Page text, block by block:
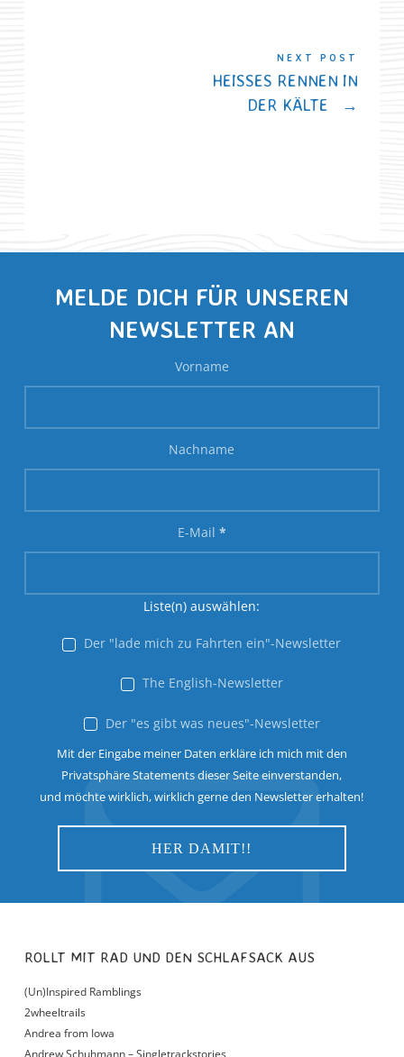
NEXT POST
HEISSES RENNEN IN D
ER KÄLTE
→
MELDE DICH FÜR UNSEREN
NEWSLETTER AN
Vorname
Nachname
E-Mail *
Liste(n) auswählen:
Der "lade mich zu Fahrten ein"-Newsletter
The English-Newsletter
Der "es gibt was neues"-Newsletter
Mit der Eingabe meiner Daten erkläre ich mich mit den
Privatsphäre Statements dieser Seite einverstanden,
und möchte wirklich, wirklich gerne den Newsletter erhalten!
ROLLT MIT RAD UND DEN SCHLAFSACK AUS
(Un)Inspired Ramblings
2wheeltrails
Andrea from Iowa
Andrew Schuhmann – Singletrackstories